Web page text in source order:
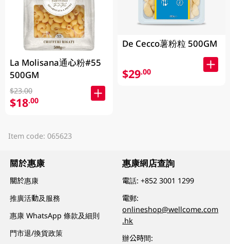
La Molisana通心粉#55
500GM
$23.00
$18.00
De Cecco薯粉粒 500GM
$29.00
Item code: 065623
關於惠康
關於惠康
推廣活動及服務
惠康 WhatsApp 條款及細則
門市退/換貨政策
惠康網店查詢
電話:+852 3001 1299
電郵:
onlineshop@wellcome.com
.hk
辦公時間: